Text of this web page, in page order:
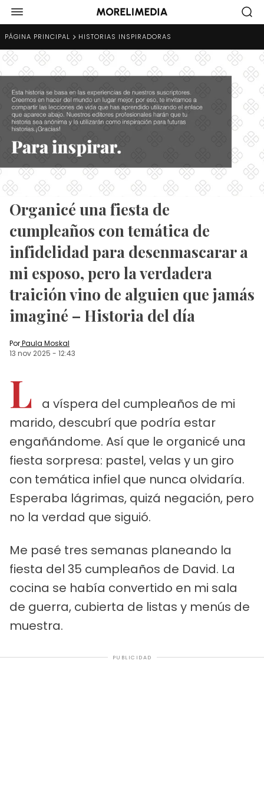
PÁGINA PRINCIPAL HISTORIAS INSPIRADORAS
Organicé una fiesta de
cumpleaños con temática de
infidelidad para desenmascarar a
mi esposo, pero la verdadera
traición vino de alguien que jamás
imaginé – Historia del día
PorPaula Moskal
13 nov 2025 - 12:43
L
a víspera del cumpleaños de mi
marido, descubrí que podría estar
engañándome. Así que le organicé una
fiesta sorpresa: pastel, velas y un giro
con temática infiel que nunca olvidaría.
Esperaba lágrimas, quizá negación, pero
no la verdad que siguió.
Me pasé tres semanas planeando la
fiesta del 35 cumpleaños de David. La
cocina se había convertido en mi sala
de guerra, cubierta de listas y menús de
muestra.
PUBLICIDAD